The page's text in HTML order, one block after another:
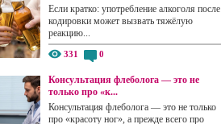
Если кратко: употребление алкоголя после
кодировки может вызвать тяжёлую
реакцию...
331 0
Консультация флеболога — это не
только про «к...
Консультация флеболога — это не только
про «красоту ног», а прежде всего про